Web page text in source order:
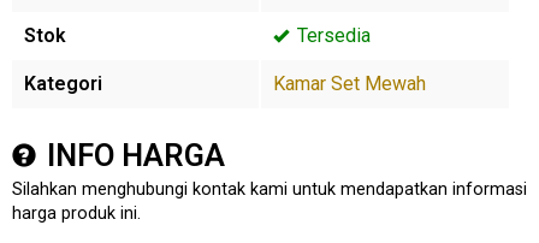
Stok Tersedia
Kategori Kamar Set Mewah
INFO HARGA
Silahkan menghubungi kontak kami untuk mendapatkan informasi
harga produk ini.